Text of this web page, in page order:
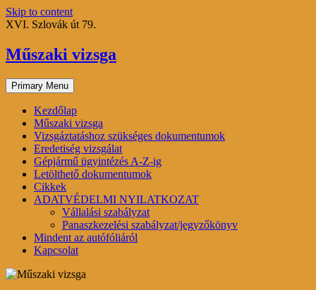
Skip to content
XVI. Szlovák út 79.
Műszaki vizsga
Primary Menu
Kezdőlap
Műszaki vizsga
Vizsgáztatáshoz szükséges dokumentumok
Eredetiség vizsgálat
Gépjármű ügyintézés A-Z-ig
Letölthető dokumentumok
Cikkek
ADATVÉDELMI NYILATKOZAT
Vállalási szabályzat
Panaszkezelési szabályzat/jegyzőkönyv
Mindent az autófóliáról
Kapcsolat